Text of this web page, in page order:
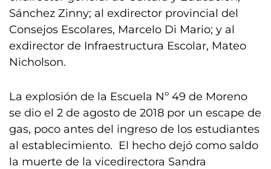
Sánchez Zinny; al exdirector provincial del
Consejos Escolares, Marcelo Di Mario; y al
exdirector de Infraestructura Escolar, Mateo
Nicholson.
La explosión de la Escuela Nº 49 de Moreno
se dio el 2 de agosto de 2018 por un escape de
gas, poco antes del ingreso de los estudiantes
al establecimiento. El hecho dejó como saldo
la muerte de la vicedirectora Sandra